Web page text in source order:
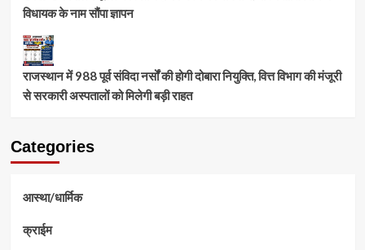
विधायक के नाम सौंपा ज्ञापन
राजस्थान में 988 पूर्व संविदा नर्सों की होगी दोबारा नियुक्ति, वित्त विभाग की मंजूरी
से सरकारी अस्पतालों को मिलेगी बड़ी राहत
Categories
आस्था/धार्मिक
क्राईम